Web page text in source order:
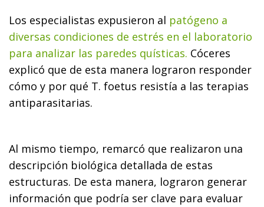
Los especialistas expusieron al patógeno a
diversas condiciones de estrés en el laboratorio
para analizar las paredes quísticas. Cóceres
explicó que de esta manera lograron responder
cómo y por qué T. foetus resistía a las terapias
antiparasitarias.
Al mismo tiempo, remarcó que realizaron una
descripción biológica detallada de estas
estructuras. De esta manera, lograron generar
información que podría ser clave para evaluar